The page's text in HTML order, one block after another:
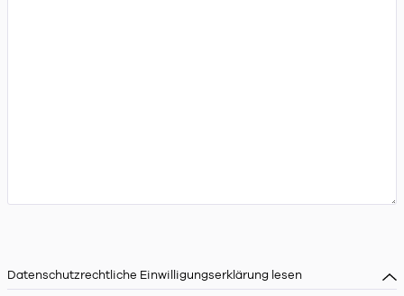
Datenschutzrechtliche Einwilligungserklärung lesen